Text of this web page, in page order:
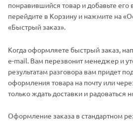
понравившийся товар и добавьте его
перейдите в Корзину и нажмите на
«Быстрый заказ».
Когда оформляете быстрый заказ,
e-mail. Вам перезвонит менеджер и
результатам разговора вам придет
оформления товара на почту или
только ждать доставки и радоваться
Оформление заказа в стандартном